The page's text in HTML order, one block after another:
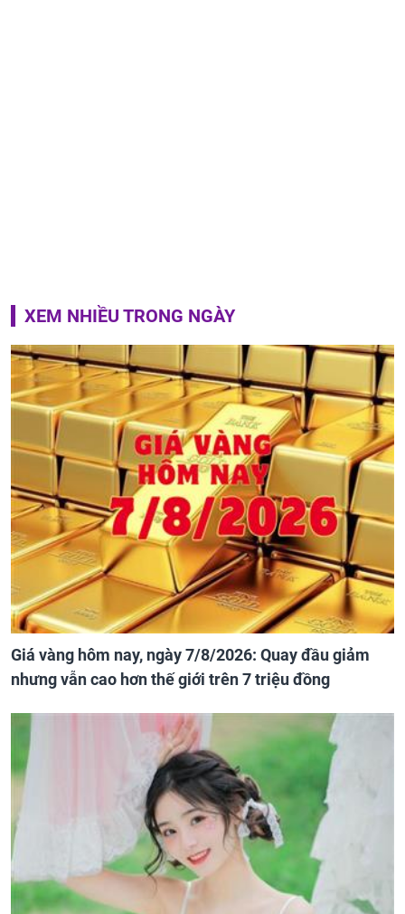
XEM NHIỀU TRONG NGÀY
Giá vàng hôm nay, ngày 7/8/2026: Quay đầu giảm
nhưng vẫn cao hơn thế giới trên 7 triệu đồng